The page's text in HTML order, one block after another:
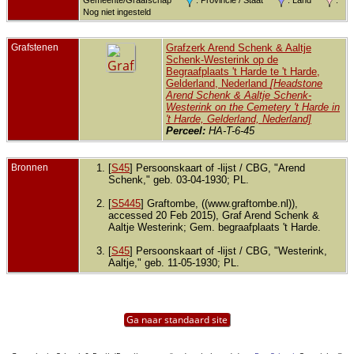
Nog niet ingesteld
Grafstenen
Grafzerk Arend Schenk & Aaltje
Schenk-Westerink op de
Begraafplaats 't Harde te 't Harde,
Gelderland, Nederland [Headstone
Arend Schenk & Aaltje Schenk-
Westerink on the Cemetery 't Harde in
't Harde, Gelderland, Nederland]
Perceel: HA-T-6-45
Bronnen [S45] Persoonskaart of -lijst / CBG, "Arend
Schenk," geb. 03-04-1930; PL.
[S5445] Graftombe, ((www.graftombe.nl)),
accessed 20 Feb 2015), Graf Arend Schenk &
Aaltje Westerink; Gem. begraafplaats 't Harde.
[S45] Persoonskaart of -lijst / CBG, "Westerink,
Aaltje," geb. 11-05-1930; PL.
Ga naar standaard site